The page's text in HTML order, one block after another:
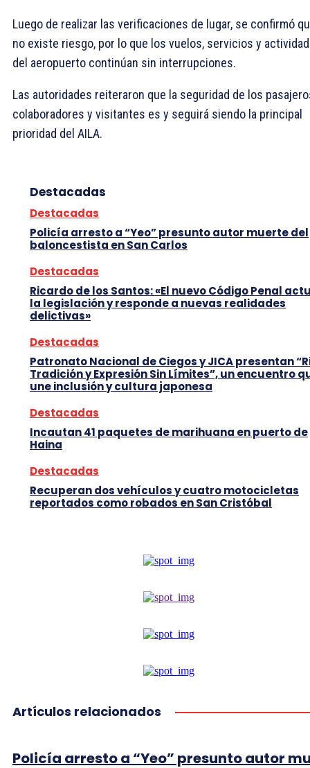
Luego de realizar las verificaciones de lugar, se confirmó
no existe riesgo, por lo que los vuelos, servicios y
del aeropuerto continúan sin interrupciones.
Las autoridades reiteraron que la seguridad de los
colaboradores y visitantes es y seguirá siendo la principal
prioridad del AILA.
Destacadas
Destacadas
Policía arresto a “Yeo” presunto autor muerte del
baloncestista en San Carlos
Destacadas
Ricardo de los Santos: «El nuevo Código Penal
la legislación y responde a nuevas realidades
delictivas»
Destacadas
Patronato Nacional de Ciegos y JICA presentan
Tradición y Expresión Sin Límites”, un encuentro
une inclusión y cultura japonesa
Destacadas
Incautan 41 paquetes de marihuana en puerto de
Haina
Destacadas
Recuperan dos vehículos y cuatro motocicletas
reportados como robados en San Cristóbal
Artículos relacionados
Policía arresto a “Yeo” presunto autor